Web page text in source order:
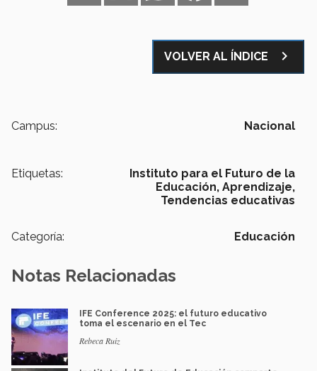
VOLVER AL ÍNDICE navigate_next
Campus: Nacional
Etiquetas:
Instituto para el Futuro de la
Educación, Aprendizaje,
Tendencias educativas
Categoría: Educación
Notas Relacionadas
IFE Conference 2025: el futuro educativo
toma el escenario en el Tec
Rebeca Ruiz